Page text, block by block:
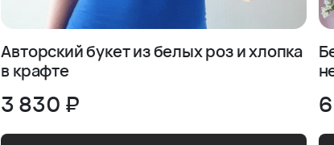
Авторский букет из белых роз и хлопка
в крафте
3 830 ₽